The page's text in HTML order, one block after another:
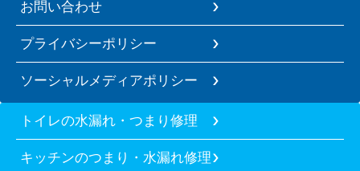
お問い合わせ
プライバシーポリシー
ソーシャルメディアポリシー
トイレの水漏れ・つまり修理
キッチンのつまり・水漏れ修理